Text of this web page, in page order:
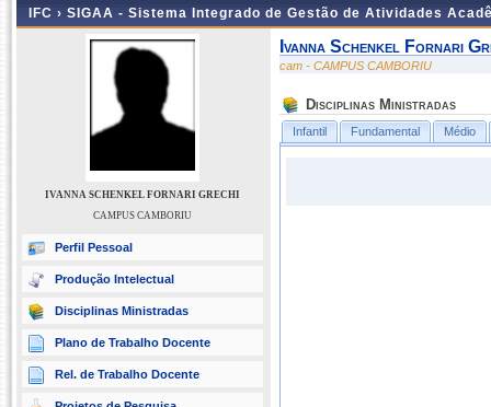
IFC › SIGAA - Sistema Integrado de Gestão de Atividades
IVANNA SCHENKEL FORNARI GRECHI
CAMPUS CAMBORIU
Perfil Pessoal
Produção Intelectual
Disciplinas Ministradas
Plano de Trabalho Docente
Rel. de Trabalho Docente
Ivanna Schenkel Fornari
cam - CAMPUS CAMBORIU
Disciplinas Ministradas
Infantil Fundamental Médio